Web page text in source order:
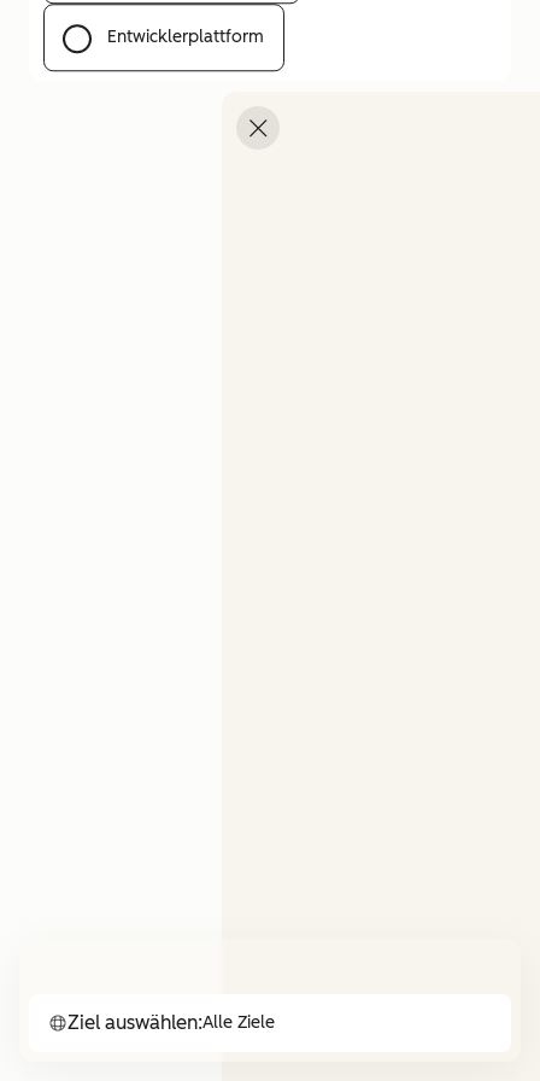
Menü öffnen
Ziel auswählen:Alle Ziele
Entwicklerplattform